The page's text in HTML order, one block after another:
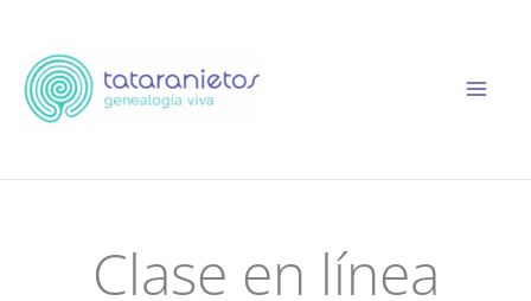
contenido
Clase en línea